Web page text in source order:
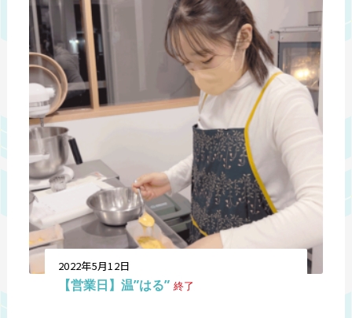
2022年5月12日
【営業日】温”はる” 終了